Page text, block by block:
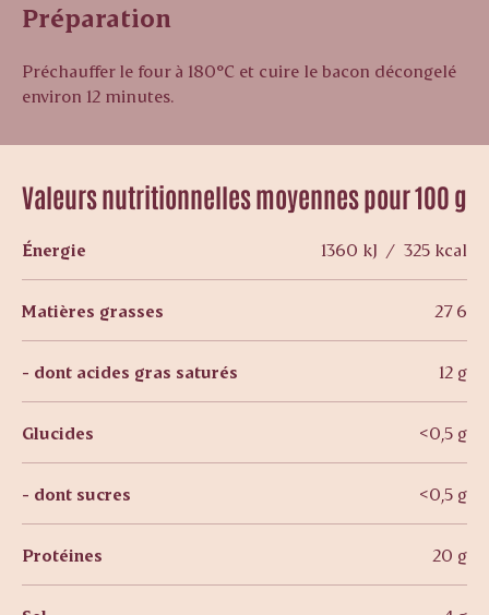
Valeurs nutritionnelles moyennes pour 100 g
Énergie 1360 kJ / 325 kcal
Matières grasses 27 6
- dont acides gras saturés 12 g
Glucides <0,5 g
- dont sucres <0,5 g
Protéines 20 g
Préparation
Préchauffer le four à 180°C et cuire le bacon décongelé
environ 12 minutes.